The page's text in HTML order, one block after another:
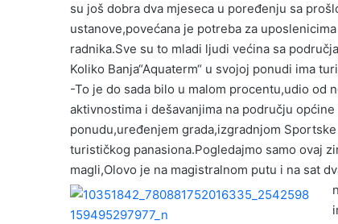
su još dobra dva mjeseca u poređenju sa
ustanove,povećana je potreba za
radnika.Sve su to mladi ljudi većina sa
Koliko Banja“Aquaterm“ u svojoj ponudi ima
-To je do sada bilo u malom procentu,udio od
aktivnostima i dešavanjima na području
ponudu,uređenjem grada,izgradnjom
turističkog panasiona.Pogledajmo samo ovaj
magli,Olovo je na magistralnom putu i na sat